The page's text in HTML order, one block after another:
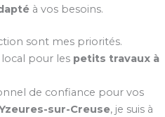
à vos besoins.
sont mes priorités.
pour les petits travaux à
de confiance pour vos
sur-Creuse, je suis à